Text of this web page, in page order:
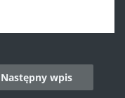
Następny wpis